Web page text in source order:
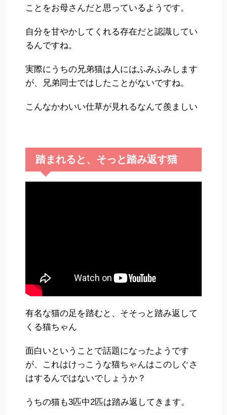
ことをお母さんだと思っているようです。
自分を甘やかしてくれる存在だと認識してい
るんですね。
実際にうちの兄弟猫は人にはふみふみします
が、兄弟同士ではしたことがないですね。
こんなかわいい仕草が見れるなんて羨ましい
踏まれると、そっと踏み返す猫
有名な猫の足を踏むと、そそっと踏み返して
くる猫ちゃん
面白いということで話題になったようです
が、これはけっこうな猫ちゃんはこのしぐさ
はするんではないでしょうか？
うちの猫も3匹中2匹は踏み返してきます。